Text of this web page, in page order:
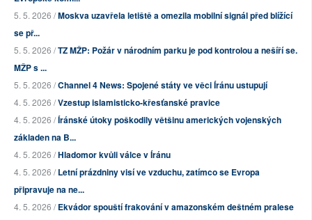
5. 5. 2026 /Moskva uzavřela letiště a omezila mobilní signál před blížící
se př...
5. 5. 2026 /TZ MŽP: Požár v národním parku je pod kontrolou a nešíří se.
MŽP s ...
5. 5. 2026 /Channel 4 News: Spojené státy ve věci Íránu ustupují
4. 5. 2026 /Vzestup islamisticko-křesťanské pravice
4. 5. 2026 /Íránské útoky poškodily většinu amerických vojenských
základen na B...
4. 5. 2026 /Hladomor kvůli válce v Íránu
4. 5. 2026 /Letní prázdniny visí ve vzduchu, zatímco se Evropa
připravuje na ne...
4. 5. 2026 /Ekvádor spouští frakování v amazonském deštném pralese